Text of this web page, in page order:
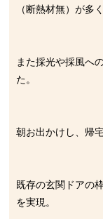
（断熱材無）が多
また採光や採風へ
た。
朝お出かけし、帰
既存の玄関ドアの
を実現。